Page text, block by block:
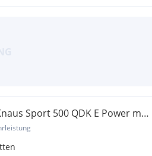
Sport 500 QDK E Power mit